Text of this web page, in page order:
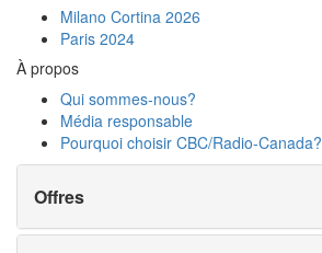
Milano Cortina 2026
Paris 2024
À propos
Qui sommes-nous?
Média responsable
Pourquoi choisir CBC/Radio-Canada?
Offres